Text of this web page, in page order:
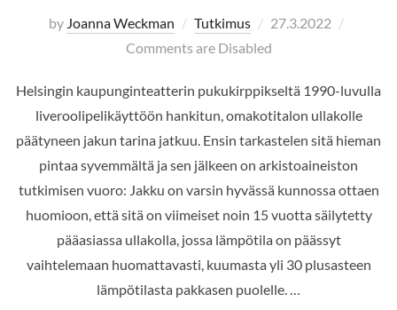
by Joanna Weckman Tutkimus
Posted
on
27.3.2022
Comments are Disabled
Helsingin kaupunginteatterin pukukirppikseltä 1990-luvulla
liveroolipelikäyttöön hankitun, omakotitalon ullakolle
päätyneen jakun tarina jatkuu. Ensin tarkastelen sitä hieman
pintaa syvemmältä ja sen jälkeen on arkistoaineiston
tutkimisen vuoro: Jakku on varsin hyvässä kunnossa ottaen
huomioon, että sitä on viimeiset noin 15 vuotta säilytetty
pääasiassa ullakolla, jossa lämpötila on päässyt
vaihtelemaan huomattavasti, kuumasta yli 30 plusasteen
lämpötilasta pakkasen puolelle. …